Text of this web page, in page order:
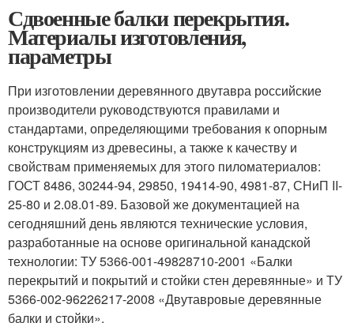
Сдвоенные балки перекрытия.
Материалы изготовления,
параметры
При изготовлении деревянного двутавра российские
производители руководствуются правилами и
стандартами, определяющими требования к опорным
конструкциям из древесины, а также к качеству и
свойствам применяемых для этого пиломатериалов:
ГОСТ 8486, 30244-94, 29850, 19414-90, 4981-87, СНиП II-
25-80 и 2.08.01-89. Базовой же документацией на
сегодняшний день являются технические условия,
разработанные на основе оригинальной канадской
технологии: ТУ 5366-001-49828710-2001 «Балки
перекрытий и покрытий и стойки стен деревянные» и ТУ
5366-002-96226217-2008 «Двутавровые деревянные
балки и стойки».